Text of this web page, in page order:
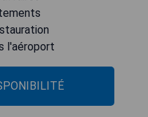
l'aéroport